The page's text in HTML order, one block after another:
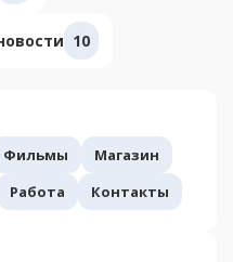
10
Фильмы
Магазин
Работа Контакты